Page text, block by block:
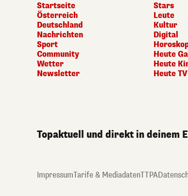
Startseite
Österreich
Deutschland
Nachrichten
Sport
Community
Wetter
Newsletter
Stars
Leute
Kultur
Digital
Heute
Heute
Heute TV
Topaktuell und direkt in deinem
ImpressumTarife & MediadatenTTPA